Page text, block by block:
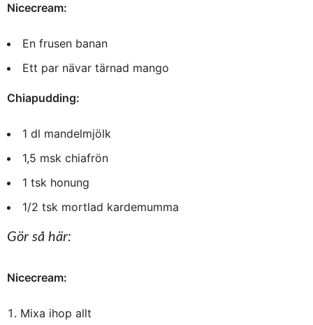
Nicecream:
En frusen banan
Ett par nävar tärnad mango
Chiapudding:
1 dl mandelmjölk
1,5 msk chiafrön
1 tsk honung
1/2 tsk mortlad kardemumma
Gör så här:
Nicecream:
Mixa ihop allt